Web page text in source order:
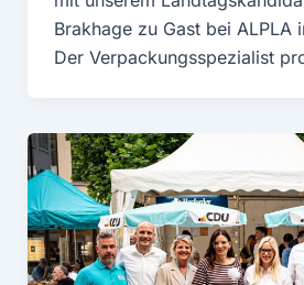
Brakhage zu Gast bei ALPLA
Der Verpackungsspezialist